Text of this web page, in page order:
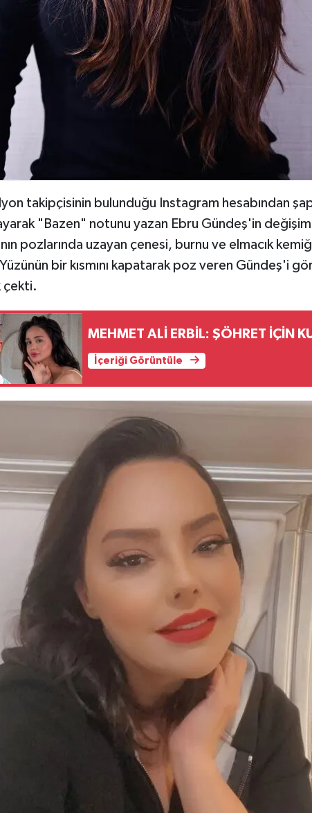
takipçisinin bulunduğu Instagram hesabından
"Bazen" notunu yazan Ebru Gündeş'in
pozlarında uzayan çenesi, burnu ve elmacık
bir kısmını kapatarak poz veren Gündeş'i
çekti.
MEHMET ALİ ERBİL: ŞÖHRET İÇİN
İçeriği Görüntüle